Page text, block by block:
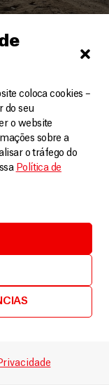
coloca cookies –
do seu
o website
sobre a
o tráfego do
Política de
da